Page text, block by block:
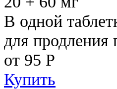
В одной
для продления
от 95 Р
Купить